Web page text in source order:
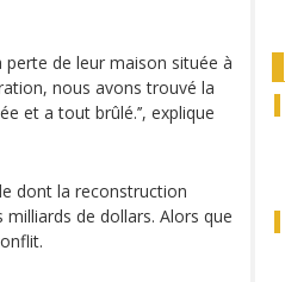
de leur maison située à
nous avons trouvé la
et a tout brûlé.’’, explique
dont la reconstruction
de dollars. Alors que